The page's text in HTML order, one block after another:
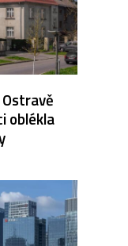
oblékla